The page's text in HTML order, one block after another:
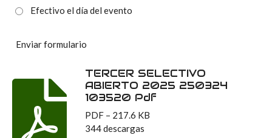
Efectivo el día del evento
Enviar formulario
TERCER SELECTIVO
ABIERTO 2025 250324
103520 Pdf
PDF – 217.6 KB
344 descargas